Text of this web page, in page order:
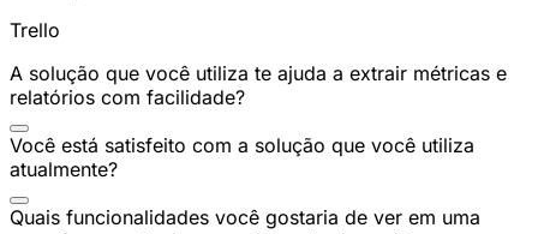
Trello
A solução que você utiliza te ajuda a extrair métricas e
relatórios com facilidade?
Você está satisfeito com a solução que você utiliza
atualmente?
Quais funcionalidades você gostaria de ver em uma